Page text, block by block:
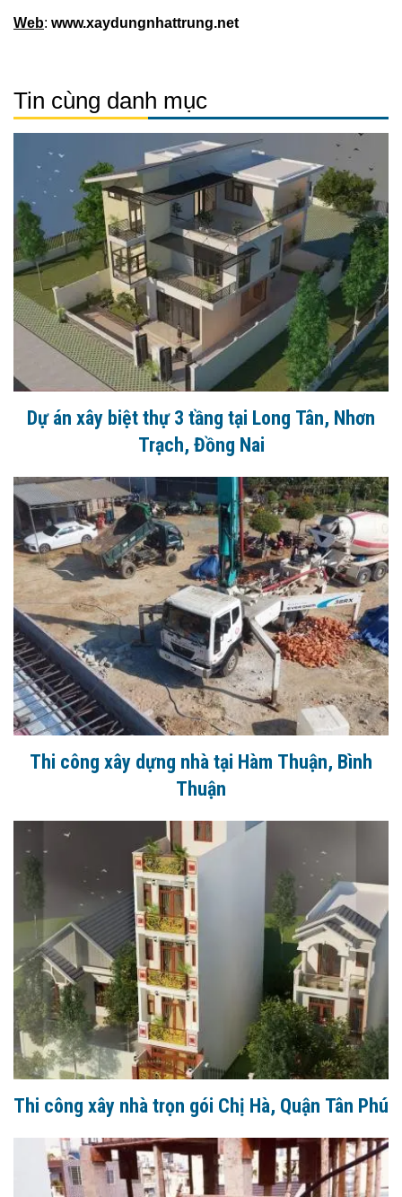
Web: www.xaydungnhattrung.net
Tin cùng danh mục
Dự án xây biệt thự 3 tầng tại Long Tân, Nhơn
Trạch, Đồng Nai
Thi công xây dựng nhà tại Hàm Thuận, Bình
Thuận
Thi công xây nhà trọn gói Chị Hà, Quận Tân Phú